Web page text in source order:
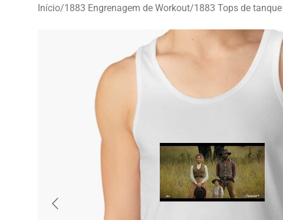
Início/1883 Engrenagem de Workout/1883 Tops de tanque